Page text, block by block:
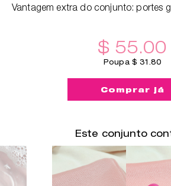
Vantagem extra do conjunto: portes
$ 55.00
Poupa $ 31.80
Comprar já
Este conjunto